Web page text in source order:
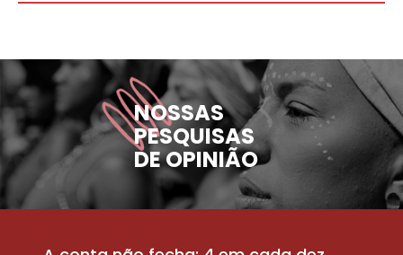
NOSSAS
PESQUISAS
DE OPINIÃO